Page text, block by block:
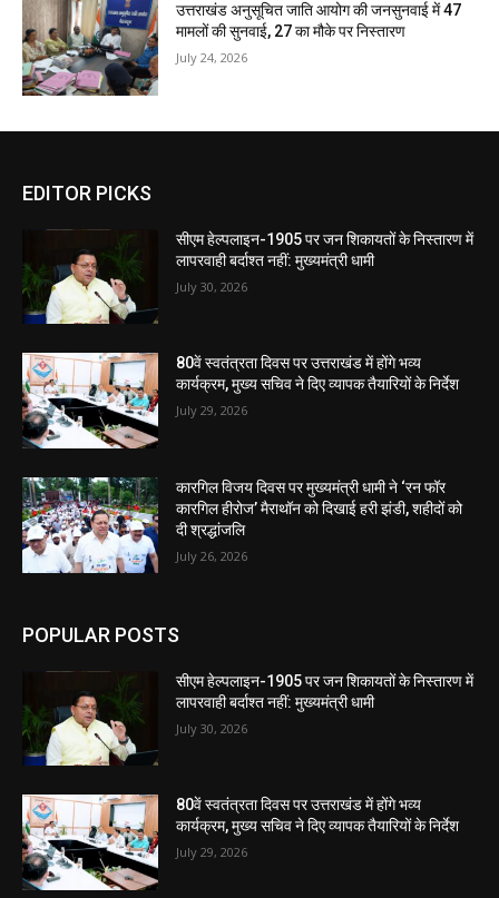
उत्तराखंड अनुसूचित जाति आयोग की जनसुनवाई में 47
मामलों की सुनवाई, 27 का मौके पर निस्तारण
July 24, 2026
EDITOR PICKS
सीएम हेल्पलाइन-1905 पर जन शिकायतों के निस्तारण में
लापरवाही बर्दाश्त नहीं: मुख्यमंत्री धामी
July 30, 2026
80वें स्वतंत्रता दिवस पर उत्तराखंड में होंगे भव्य
कार्यक्रम, मुख्य सचिव ने दिए व्यापक तैयारियों के निर्देश
July 29, 2026
कारगिल विजय दिवस पर मुख्यमंत्री धामी ने ‘रन फॉर
कारगिल हीरोज’ मैराथॉन को दिखाई हरी झंडी, शहीदों को
दी श्रद्धांजलि
July 26, 2026
POPULAR POSTS
सीएम हेल्पलाइन-1905 पर जन शिकायतों के निस्तारण में
लापरवाही बर्दाश्त नहीं: मुख्यमंत्री धामी
July 30, 2026
80वें स्वतंत्रता दिवस पर उत्तराखंड में होंगे भव्य
कार्यक्रम, मुख्य सचिव ने दिए व्यापक तैयारियों के निर्देश
July 29, 2026